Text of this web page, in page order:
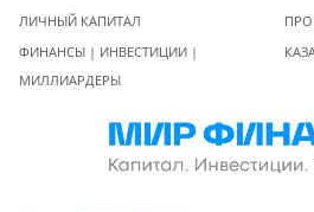
ЛИЧНЫЙ КАПИТАЛ
ФИНАНСЫ | ИНВЕСТИЦИИ |
МИЛЛИАРДЕРЫ